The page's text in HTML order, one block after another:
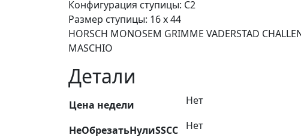
Конфигурация ступицы: C2
Размер ступицы: 16 x 44
HORSCH MONOSEM GRIMME VADERSTAD
MASCHIO
Детали
Цена недели Нет
НеОбрезатьНулиSSCC Нет